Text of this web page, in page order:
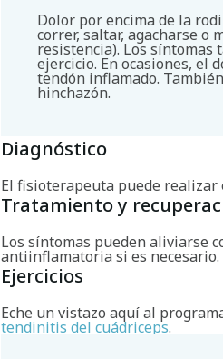
Dolor por encima de la
correr, saltar, agacharse o
resistencia). Los síntomas
ejercicio. En ocasiones, el
tendón inflamado.
hinchazón.
Diagnóstico
El fisioterapeuta puede realizar
Tratamiento y
Los síntomas pueden aliviarse
antiinflamatoria si es necesario.
Ejercicios
Eche un vistazo aquí al
tendinitis del cuádriceps.